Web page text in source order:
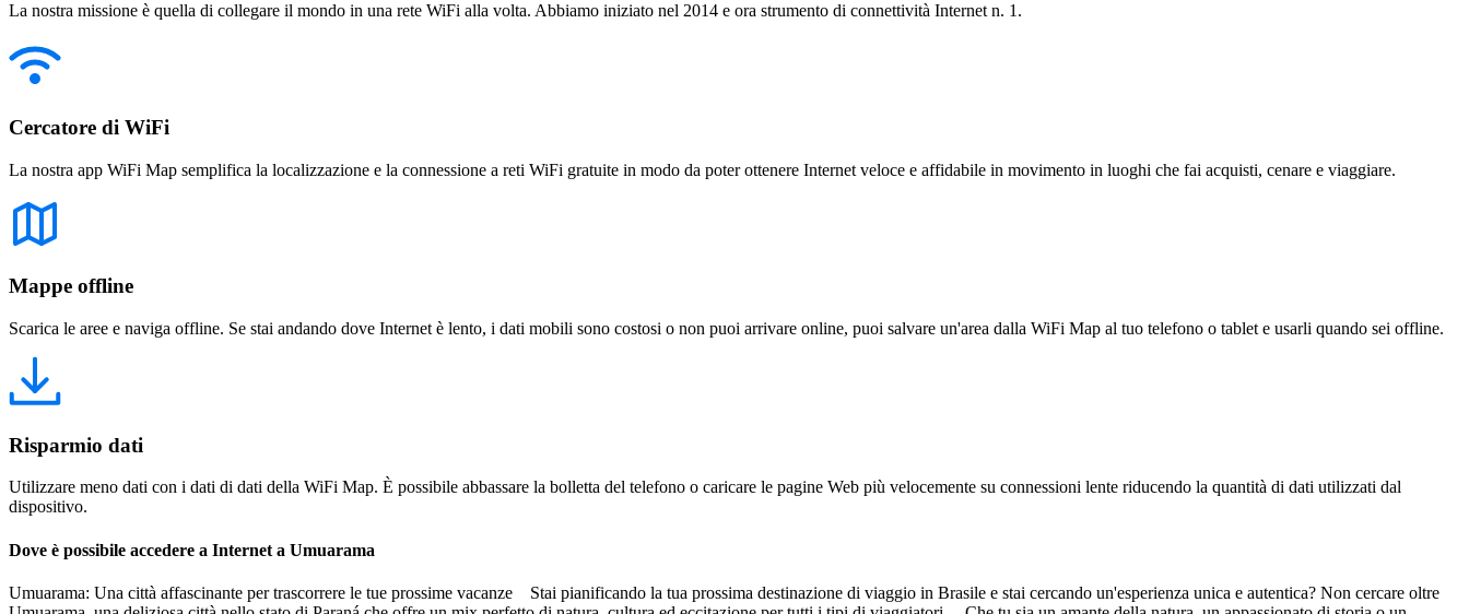
La nostra missione è quella di collegare il mondo in una rete WiFi alla volta. Abbiamo iniziato nel 2014 e ora strumento di connettività Internet n. 1.
Cercatore di WiFi
La nostra app WiFi Map semplifica la localizzazione e la connessione a reti WiFi gratuite in modo da poter ottenere Internet veloce e affidabile in movimento in luoghi che fai acquisti, cenare e viaggiare.
Mappe offline
Scarica le aree e naviga offline. Se stai andando dove Internet è lento, i dati mobili sono costosi o non puoi arrivare online, puoi salvare un'area dalla WiFi Map al tuo telefono o tablet e usarli quando sei offline.
Risparmio dati
Utilizzare meno dati con i dati di dati della WiFi Map. È possibile abbassare la bolletta del telefono o caricare le pagine Web più velocemente su connessioni lente riducendo la quantità di dati utilizzati dal
dispositivo.
Dove è possibile accedere a Internet a Umuarama
Umuarama: Una città affascinante per trascorrere le tue prossime vacanze Stai pianificando la tua prossima destinazione di viaggio in Brasile e stai cercando un'esperienza unica e autentica? Non cercare oltre